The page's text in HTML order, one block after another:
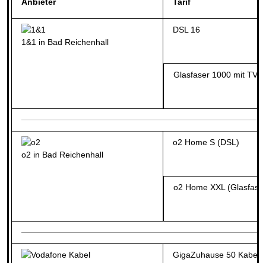
1&1 in Bad Reichenhall
DSL 16
Glasfaser 1000 mit TV
o2 in Bad Reichenhall
o2 Home S (DSL)
o2 Home XXL
GigaZuhause 50 Kabel